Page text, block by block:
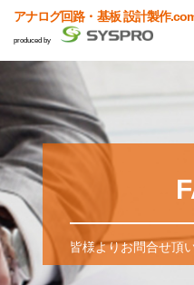
アナログ回路・基板 設計製作
produced by
皆様よりお問合せ頂